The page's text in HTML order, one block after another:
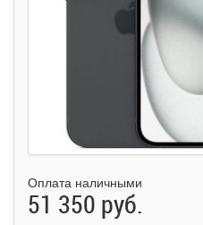
Оплата наличными
51 350 руб.